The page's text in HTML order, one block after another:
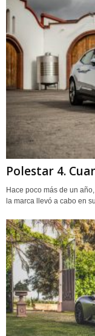
Polestar 4.
Hace poco más de un
la marca llevó a cabo en